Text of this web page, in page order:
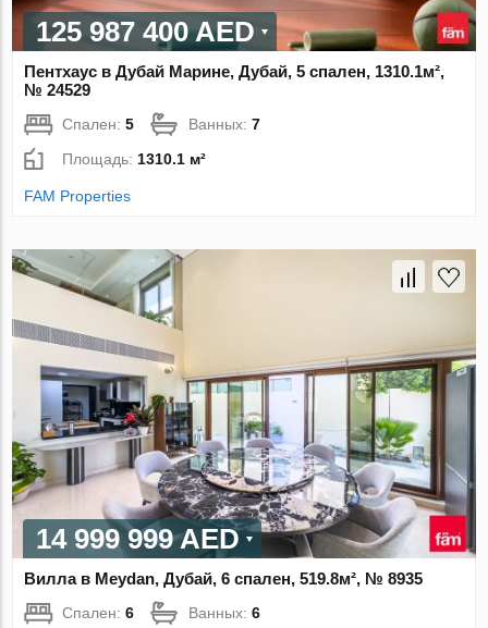
125 987 400 AED
Пентхаус в Дубай Марине, Дубай, 5 спален, 1310.1м²,
№ 24529
Спален:5 Ванных:7
Площадь: 1310.1 м²
FAM Properties
14 999 999 AED
Вилла в Meydan, Дубай, 6 спален, 519.8м², № 8935
Спален:6 Ванных:6